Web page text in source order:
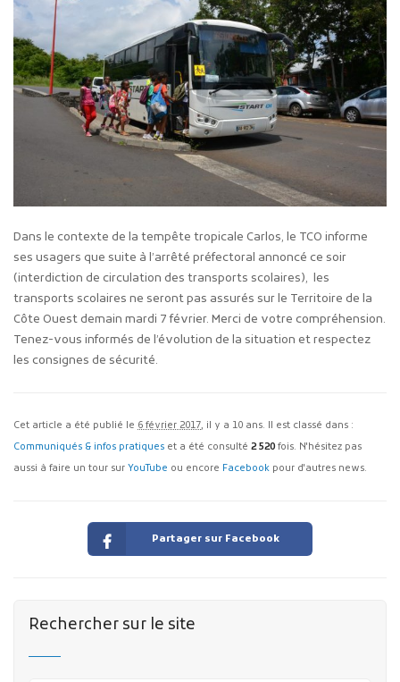
Dans le contexte de la tempête tropicale Carlos, le TCO informe
ses usagers que suite à l’arrêté préfectoral annoncé ce soir
(interdiction de circulation des transports scolaires), les
transports scolaires ne seront pas assurés sur le Territoire de la
Côte Ouest demain mardi 7 février. Merci de votre compréhension.
Tenez-vous informés de l’évolution de la situation et respectez
les consignes de sécurité.
Cet article a été publié le 6 février 2017, il y a 10 ans. Il est classé dans :
Communiqués & infos pratiques et a été consulté 2 520 fois. N'hésitez pas
aussi à faire un tour sur YouTube ou encore Facebook pour d'autres news.
Partager sur Facebook
Rechercher sur le site